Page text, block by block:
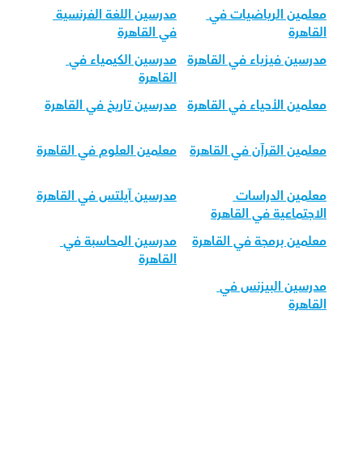
معلمين الرياضيات في
القاهرة
مدرسين اللغة الفرنسية
في القاهرة
مدرسين فيزياء في القاهرة
مدرسين الكيمياء في
القاهرة
معلمين الأحياء في القاهرة مدرسين تاريخ في القاهرة
معلمين القرآن في القاهرة معلمين العلوم في القاهرة
معلمين الدراسات
الاجتماعية في القاهرة
مدرسين آيلتس في القاهرة
معلمين برمجة في القاهرة
مدرسين المحاسبة في
القاهرة
مدرسين البيزنس في
القاهرة